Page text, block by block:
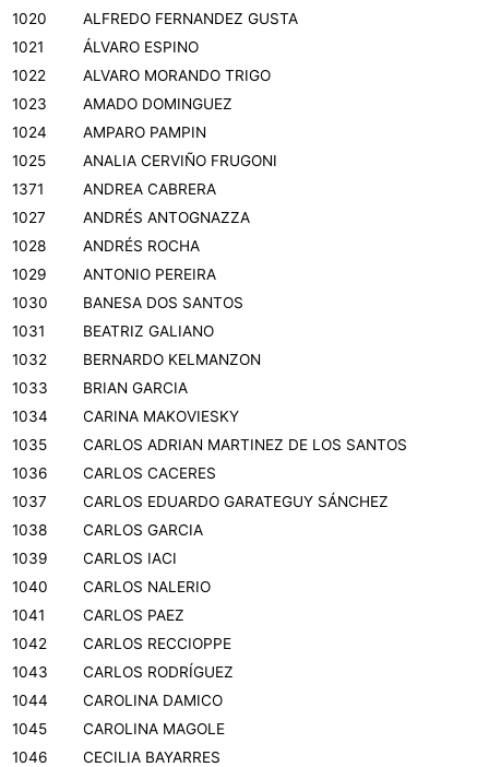
1020
ALFREDO FERNANDEZ GUSTA
1021
ÁLVARO ESPINO
1022
ALVARO MORANDO TRIGO
1023
AMADO DOMINGUEZ
1024
AMPARO PAMPIN
1025
ANALIA CERVIÑO FRUGONI
1371
ANDREA CABRERA
1027
ANDRÉS ANTOGNAZZA
1028
ANDRÉS ROCHA
1029
ANTONIO PEREIRA
1030
BANESA DOS SANTOS
1031
BEATRIZ GALIANO
1032
BERNARDO KELMANZON
1033
BRIAN GARCIA
1034
CARINA MAKOVIESKY
1035
CARLOS ADRIAN MARTINEZ DE LOS SANTOS
1036
CARLOS CACERES
1037
CARLOS EDUARDO GARATEGUY SÁNCHEZ
1038
CARLOS GARCIA
1039
CARLOS IACI
1040
CARLOS NALERIO
1041
CARLOS PAEZ
1042
CARLOS RECCIOPPE
1043
CARLOS RODRÍGUEZ
1044
CAROLINA DAMICO
1045
CAROLINA MAGOLE
1046
CECILIA BAYARRES